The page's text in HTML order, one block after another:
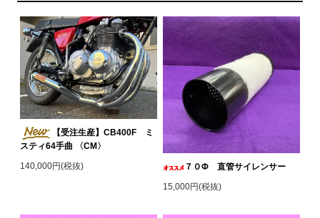
【受注生産】CB400F ミ
スティ64手曲 〈CM〉
140,000円(税抜)
７０Φ 直管サイレンサー
15,000円(税抜)